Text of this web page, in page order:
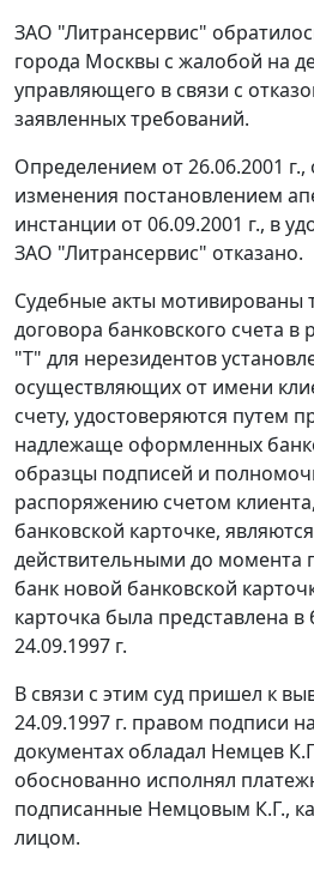
ЗАО "Литрансервис"
города Москвы с жалобой на
управляющего в связи с
заявленных требований.
Определением от 26.06.2001
изменения постановлением
инстанции от 06.09.2001 г., в
ЗАО "Литрансервис" отказано.
Судебные акты мотивированы
договора банковского счета в
"Т" для нерезидентов
осуществляющих от имени
счету, удостоверяются путем
надлежаще оформленных
образцы подписей и
распоряжению счетом
банковской карточке,
действительными до момента
банк новой банковской
карточка была представлена в
24.09.1997 г.
В связи с этим суд пришел к
24.09.1997 г. правом подписи
документах обладал Немцев
обоснованно исполнял
подписанные Немцовым К.Г.,
лицом.